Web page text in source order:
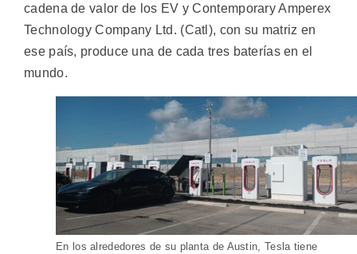
cadena de valor de los EV y Contemporary Amperex
Technology Company Ltd. (Catl), con su matriz en
ese país, produce una de cada tres baterías en el
mundo.
En los alrededores de su planta de Austin, Tesla tiene